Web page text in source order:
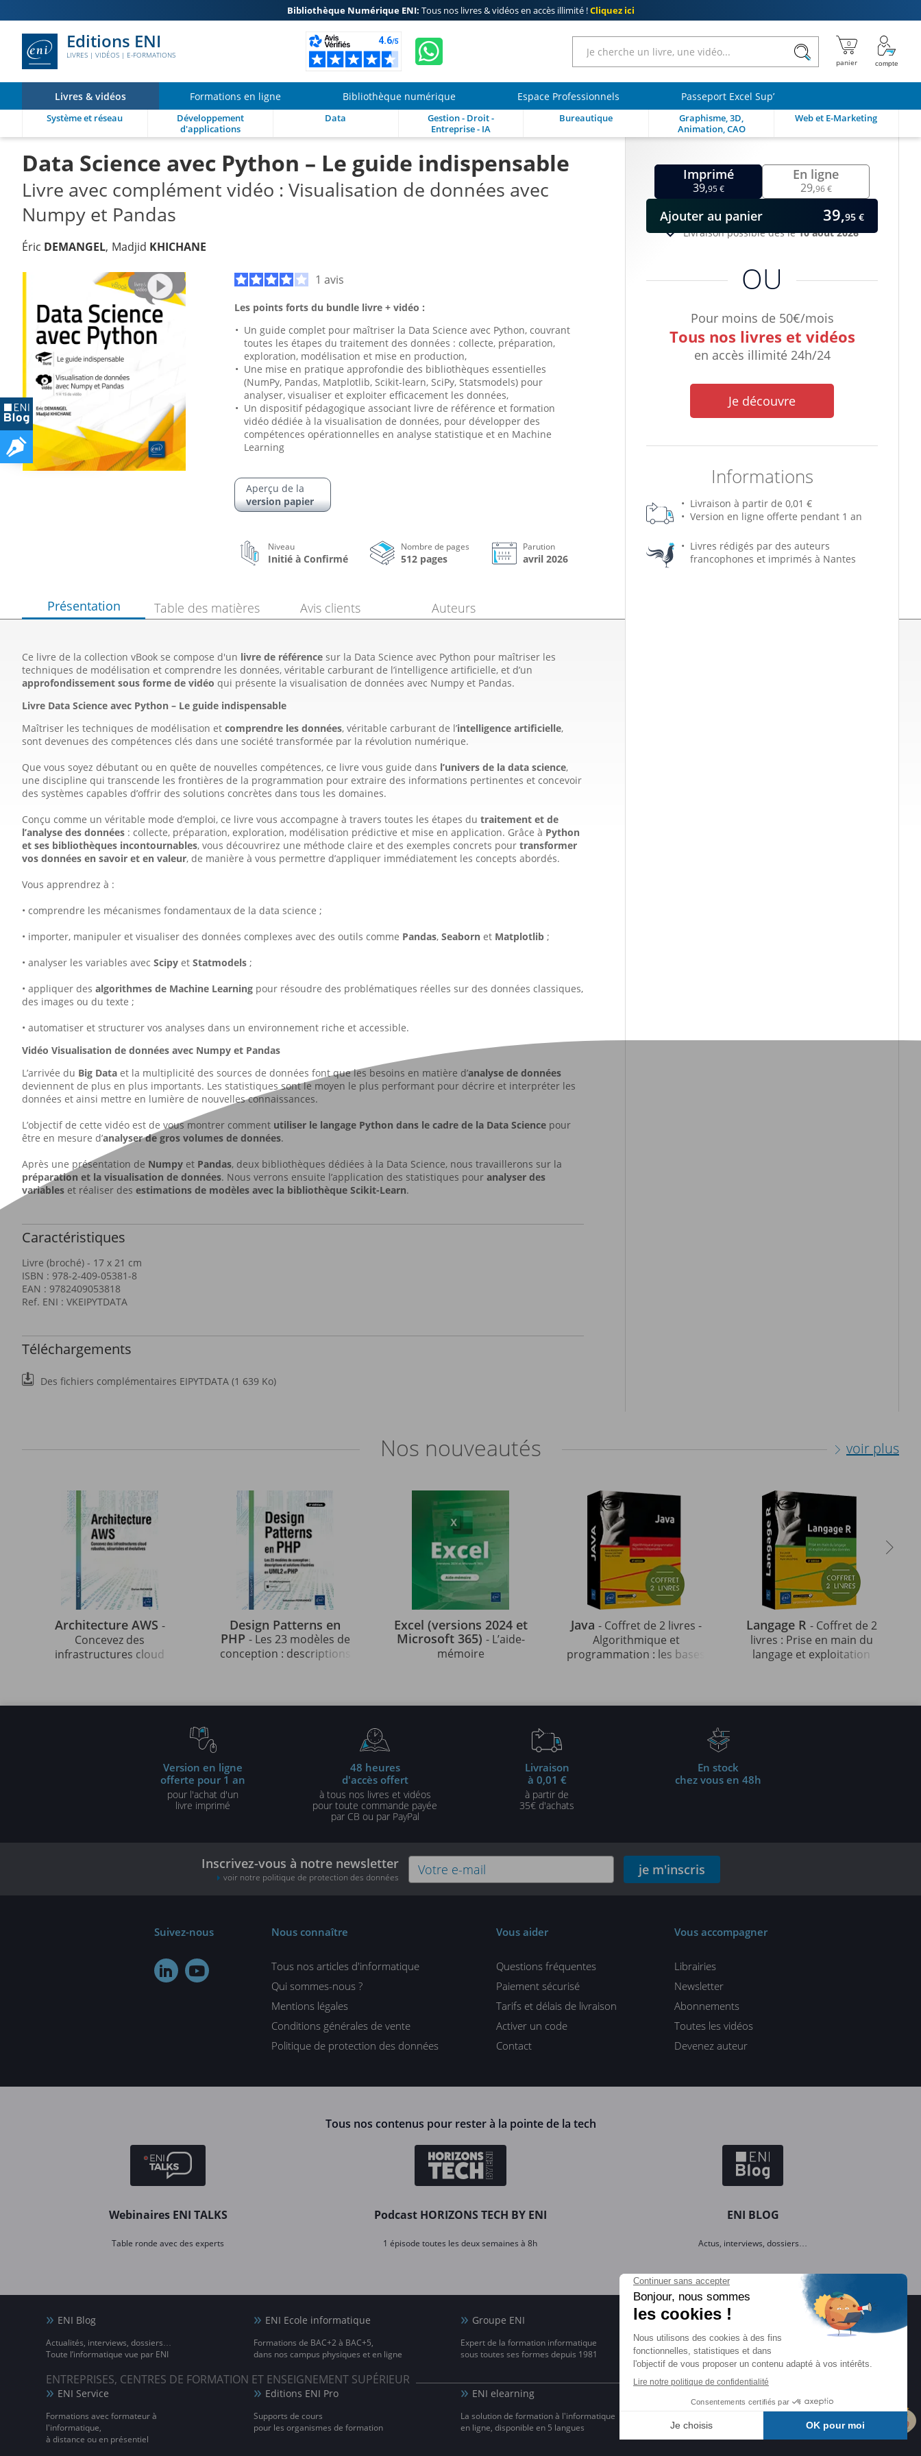
Bibliothèque Numérique ENI: Tous nos livres & vidéos en accès illimité !Cliquez ici
Editions ENI
LIVRES | VIDÉOS | E-FORMATIONS
Livres & vidéos Formations en ligne Bibliothèque numérique Espace Professionnels Passeport Excel Sup’
Système et réseau
Développement
d'applications
Data
Gestion - Droit -
Entreprise - IA
Bureautique
Graphisme, 3D,
Animation, CAO
Web et E-Marketing
Data Science avec Python – Le guide indispensable
Livre avec complément vidéo : Visualisation de données avec
Numpy et Pandas
Éric DEMANGEL Madjid KHICHANE
1 avis
Imprimé
39,95 €
OU
Pour moins de 50€/mois
Tous nos livres et vidéos
en accès illimité 24h/24
Je découvre
Informations
Livraison possible dès le10 août 2026
Livraison à partir de 0,01 €
Version en ligne offerte pendant 1 an
Livres rédigés par des auteurs
francophones et imprimés à Nantes
En ligne
29,96 €
Ajouter au panier 39,95 €
Les points forts du bundle livre + vidéo :
Un guide complet pour maîtriser la Data Science avec Python, couvrant
toutes les étapes du traitement des données : collecte, préparation,
exploration, modélisation et mise en production,
Une mise en pratique approfondie des bibliothèques essentielles
(NumPy, Pandas, Matplotlib, Scikit-learn, SciPy, Statsmodels) pour
analyser, visualiser et exploiter efficacement les données,
Un dispositif pédagogique associant livre de référence et formation
vidéo dédiée à la visualisation de données, pour développer des
compétences opérationnelles en analyse statistique et en Machine
Learning
Aperçu de la
version papier
Niveau
Initié à Confirmé
Nombre de pages
512 pages
Parution
avril 2026
Présentation
Ce livre de la collection vBook se compose d'un livre de référence sur la Data Science avec Python pour maîtriser les
techniques de modélisation et comprendre les données, véritable carburant de l’intelligence artificielle, et d’un
approfondissement sous forme de vidéo qui présente la visualisation de données avec Numpy et Pandas.
Livre Data Science avec Python – Le guide indispensable
Maîtriser les techniques de modélisation et comprendre les données, véritable carburant de l’intelligence artificielle,
sont devenues des compétences clés dans une société transformée par la révolution numérique.
Que vous soyez débutant ou en quête de nouvelles compétences, ce livre vous guide dans l’univers de la data science,
une discipline qui transcende les frontières de la programmation pour extraire des informations pertinentes et concevoir
des systèmes capables d’offrir des solutions concrètes dans tous les domaines.
Conçu comme un véritable mode d’emploi, ce livre vous accompagne à travers toutes les étapes du traitement et de
l’analyse des données : collecte, préparation, exploration, modélisation prédictive et mise en application. Grâce à Python
et ses bibliothèques incontournables, vous découvrirez une méthode claire et des exemples concrets pour transformer
vos données en savoir et en valeur, de manière à vous permettre d’appliquer immédiatement les concepts abordés.
Vous apprendrez à :
• comprendre les mécanismes fondamentaux de la data science ;
• importer, manipuler et visualiser des données complexes avec des outils comme Pandas, Seaborn et Matplotlib ;
• analyser les variables avec Scipy et Statmodels ;
• appliquer des algorithmes de Machine Learning pour résoudre des problématiques réelles sur des données classiques,
des images ou du texte ;
• automatiser et structurer vos analyses dans un environnement riche et accessible.
Vidéo Visualisation de données avec Numpy et Pandas
L’arrivée du Big Data et la multiplicité des sources de données font que les besoins en matière d’analyse de données
deviennent de plus en plus importants. Les statistiques sont le moyen le plus performant pour décrire et interpréter les
données et ainsi mettre en lumière de nouvelles connaissances.
L’objectif de cette vidéo est de vous montrer comment utiliser le langage Python dans le cadre de la Data Science pour
être en mesure d’analyser de gros volumes de données.
Après une présentation de Numpy et Pandas, deux bibliothèques dédiées à la Data Science, nous travaillerons sur la
préparation et la visualisation de données. Nous verrons ensuite l’application des statistiques pour analyser des
variables et réaliser des estimations de modèles avec la bibliothèque Scikit-Learn.
Caractéristiques
Livre (broché) - 17 x 21 cm
ISBN : 978-2-409-05381-8
EAN : 9782409053818
Ref. ENI : VKEIPYTDATA
Téléchargements
Des fichiers complémentaires EIPYTDATA (1 639 Ko)
Table des matières Avis clients Auteurs
Nos nouveautés voir plus
Architecture AWS -
Concevez des
infrastructures cloud
Design Patterns en
PHP - Les 23 modèles de
conception : descriptions
Excel (versions 2024 et
Microsoft 365) - L’aide-
mémoire
Java - Coffret de 2 livres -
Algorithmique et
programmation : les bases
Langage R - Coffret de 2
livres : Prise en main du
langage et exploitation
Version en ligne
offerte pour 1 an
pour l'achat d'un
livre imprimé
48 heures
d'accès offert
à tous nos livres et vidéos
pour toute commande payée
par CB ou par PayPal
Livraison
à 0,01 €
à partir de
35€ d'achats
En stock
chez vous en 48h
Inscrivez-vous à notre newsletter
voir notre politique de protection des données je m'inscris
Suivez-nous
 
Nous connaître
Tous nos articles d'informatique
Qui sommes-nous ?
Mentions légales
Conditions générales de vente
Politique de protection des données
Vous aider
Questions fréquentes
Paiement sécurisé
Tarifs et délais de livraison
Activer un code
Contact
Vous accompagner
Librairies
Newsletter
Abonnements
Toutes les vidéos
Devenez auteur
Tous nos contenus pour rester à la pointe de la tech
Webinaires ENI TALKS
Table ronde avec des experts
Podcast HORIZONS TECH BY ENI
1 épisode toutes les deux semaines à 8h
ENI BLOG
Actus, interviews, dossiers…
ENI Blog
Actualités, interviews, dossiers…
Toute l’informatique vue par ENI
ENI Ecole informatique
Formations de BAC+2 à BAC+5,
dans nos campus physiques et en ligne
Groupe ENI
Expert de la formation informatique
sous toutes ses formes depuis 1981
ENTREPRISES, CENTRES DE FORMATION ET ENSEIGNEMENT SUPÉRIEUR
ENI Service
Formations avec formateur à
l'informatique,
à distance ou en présentiel
Editions ENI Pro
Supports de cours
pour les organismes de formation
ENI elearning
La solution de formation à l'informatique
en ligne, disponible en 5 langues
éligibles CPF et reconnues par l'État